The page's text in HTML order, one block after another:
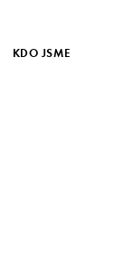
KDO JSME